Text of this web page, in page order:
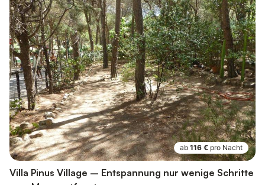
ab 116 € pro Nacht
Villa Pinus Village – Entspannung nur wenige Schritte